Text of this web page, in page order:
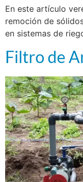
En este artículo
remoción de
en sistemas de
Filtro de